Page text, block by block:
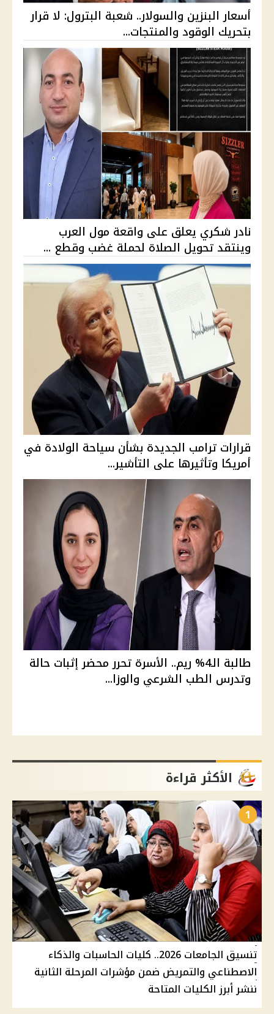
أسعار البنزين والسولار.. شعبة البترول: لا قرار
بتحريك الوقود والمنتجات...
نادر شكري يعلق على واقعة مول العرب
وينتقد تحويل الصلاة لحملة غضب وقطع ...
قرارات ترامب الجديدة بشأن سياحة الولادة في
أمريكا وتأثيرها على التأشير...
طالبة الـ4% ريم.. الأسرة تحرر محضر إثبات حالة
وتدرس الطب الشرعي والوزا...
الأكثر قراءة
1
تنسيق الجامعات 2026.. كليات الحاسبات والذكاء
الاصطناعي والتمريض ضمن مؤشرات المرحلة الثانية
ننشر أبرز الكليات المتاحة